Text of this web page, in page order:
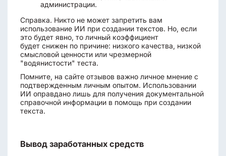
администрации.
Справка. Никто не может запретить вам
использование ИИ при создании текстов. Но, если
это будет явно, то личный коэффициент
будет снижен по причине: низкого качества, низкой
смысловой ценности или чрезмерной
"водянистости" теста.
Помните, на сайте отзывов важно личное мнение с
подтвержденным личным опытом. Использовании
ИИ оправдано лишь для получения документальной
справочной информации в помощь при создании
текста.
Вывод заработанных средств